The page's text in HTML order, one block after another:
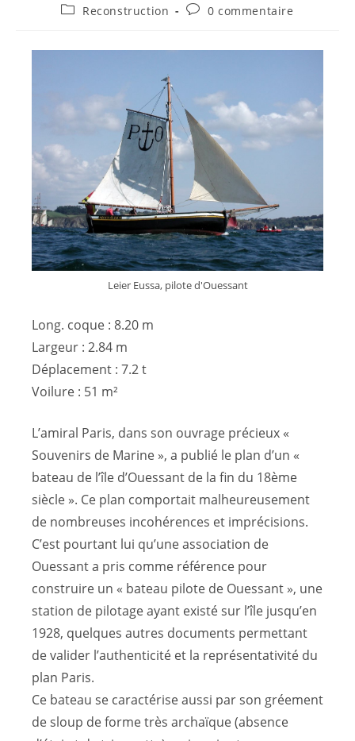
Reconstruction
0 commentaire
Leier Eussa, pilote d'Ouessant
Long. coque : 8.20 m
Largeur : 2.84 m
Déplacement : 7.2 t
Voilure : 51 m²
L’amiral Paris, dans son ouvrage précieux «
Souvenirs de Marine », a publié le plan d’un «
bateau de l’île d’Ouessant de la fin du 18ème
siècle ». Ce plan comportait malheureusement
de nombreuses incohérences et imprécisions.
C’est pourtant lui qu’une association de
Ouessant a pris comme référence pour
construire un « bateau pilote de Ouessant », une
station de pilotage ayant existé sur l’île jusqu’en
1928, quelques autres documents permettant
de valider l’authenticité et la représentativité du
plan Paris.
Ce bateau se caractérise aussi par son gréement
de sloup de forme très archaïque (absence